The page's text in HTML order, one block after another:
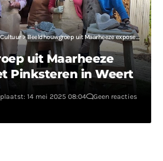
>Beeldhouwgroep uit Maarheeze exposeert met Pinksteren in Weert
uit Maarheeze
Pinksteren in Weert
14 mei 2025 08:04
Geen reacties